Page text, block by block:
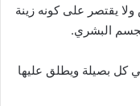
يقتصر على كونه زينة
البشري.
كل بصيلة ويطلق عليها